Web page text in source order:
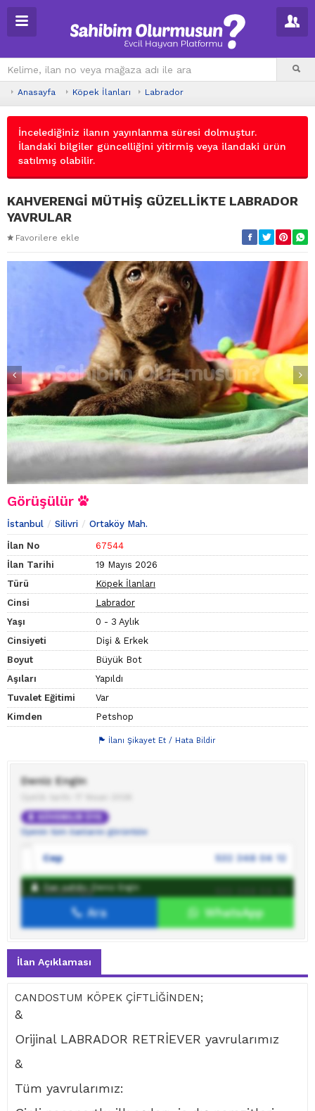
Anasayfa Köpek İlanları Labrador
İncelediğiniz ilanın yayınlanma süresi dolmuştur.
İlandaki bilgiler güncelliğini yitirmiş veya ilandaki ürün
satılmış olabilir.
KAHVERENGİ MÜTHİŞ GÜZELLİKTE LABRADOR
YAVRULAR
Favorilere ekle
Görüşülür
İstanbul Silivri Ortaköy Mah.
İlan No
67544
İlan Tarihi
19 Mayıs 2026
Türü
Köpek İlanları
Cinsi
Labrador
Yaşı
0 - 3 Aylık
Cinsiyeti
Dişi & Erkek
Boyut
Büyük Bot
Aşıları
Yapıldı
Tuvalet Eğitimi
Var
Kimden
Petshop
İlanı Şikayet Et / Hata Bildir
Deniz Engin
Üyenin tüm ilanlarını görüntüle
Cep 532 348 04 12
WhatsApp
İlan sahibine mesaj gönder
İlan sahibi: Deniz Engin
Ara WhatsApp
İlan Açıklaması
CANDOSTUM KÖPEK ÇİFTLİĞİNDEN;
&
Orijinal LABRADOR RETRİEVER yavrularımız
&
Tüm yavrularımız: